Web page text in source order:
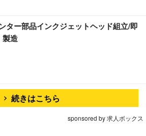
ター部品インクジェットヘッド組立/即
製造
続きはこちら
sponsored by 求人ボックス